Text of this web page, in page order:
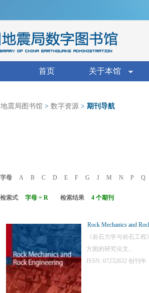
搜索表单
首页 关于本馆
地震局图书馆 > 数字资源 > 期刊导航
字母 A B C D E F G J M N P Q
检索式 字母 = R 检索结果 4 个期刊
Rock Mechanics and
《岩石力学与岩石工
方面的研究论文。
ISSN: 07232632 创刊